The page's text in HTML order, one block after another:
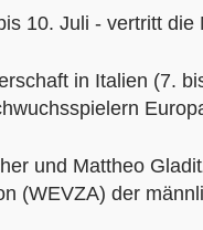
10. Juli - vertritt
in Italien (7.
und Mattheo
(WEVZA) der